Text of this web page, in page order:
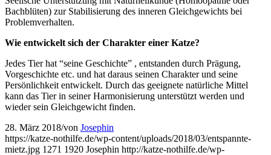
Bachblüten) zur Stabilisierung des inneren Gleichgewichts bei
Problemverhalten.
Wie entwickelt sich der Charakter einer Katze?
Jedes Tier hat “seine Geschichte” , entstanden durch Prägung,
Vorgeschichte etc. und hat daraus seinen Charakter und seine
Persönlichkeit entwickelt. Durch das geeignete natürliche Mittel
kann das Tier in seiner Harmonisierung unterstützt werden und
wieder sein Gleichgewicht finden.
28. März 2018/von Josephin
https://katze-nothilfe.de/wp-content/uploads/2018/03/entspannte-
mietz.jpg 1271 1920 Josephin http://katze-nothilfe.de/wp-